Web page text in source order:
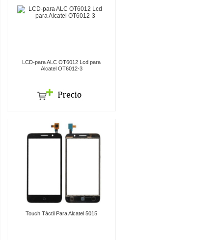
LCD-para ALC OT6012 Lcd para
Alcatel OT6012-3
Touch Táctil Para Alcatel 5015